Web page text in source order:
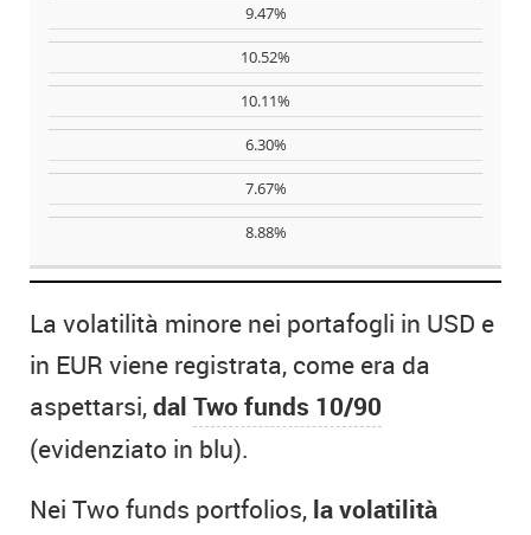
9.47%
10.52%
10.11%
6.30%
7.67%
8.88%
La volatilità minore nei portafogli in USD e
in EUR viene registrata, come era da
aspettarsi,dal Two funds 10/90
(evidenziato in blu).
Nei Two funds portfolios, la volatilità